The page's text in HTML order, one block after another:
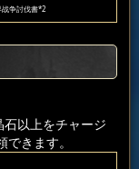
争討伐書*2
以上をチャージ
きます。